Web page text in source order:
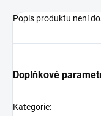
Popis produktu není
Doplňkové
Kategorie: